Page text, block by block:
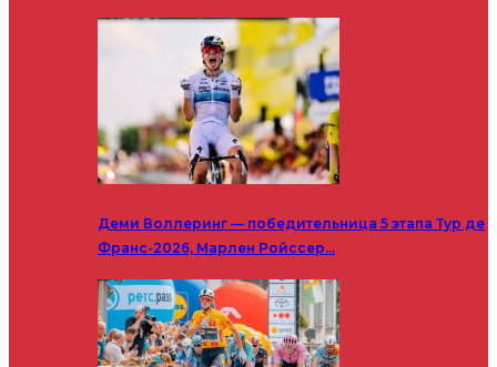
Деми Воллеринг — победительница 5 этапа Тур де
Франс-2026, Марлен Ройссер…